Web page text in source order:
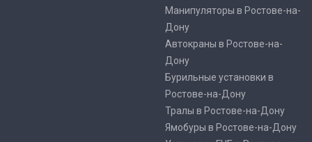
Манипуляторы в Ростове-на-
Дону
Автокраны в Ростове-на-
Дону
Бурильные установки в
Ростове-на-Дону
Тралы в Ростове-на-Дону
Ямобуры в Ростове-на-Дону